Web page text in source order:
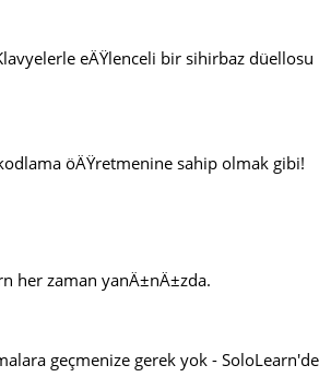
eÄŸlenceli bir sihirbaz düellosu
öÄŸretmenine sahip olmak gibi!
her zaman yanÄ±nÄ±zda.
geçmenize gerek yok - SoloLearn'de